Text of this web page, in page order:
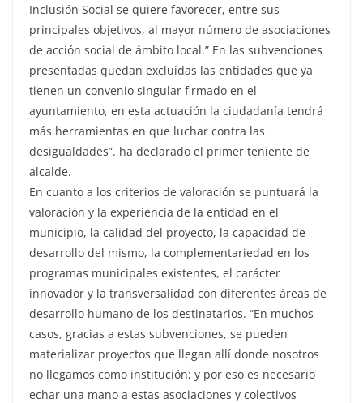
Inclusión Social se quiere favorecer, entre sus
principales objetivos, al mayor número de asociaciones
de acción social de ámbito local.” En las subvenciones
presentadas quedan excluidas las entidades que ya
tienen un convenio singular firmado en el
ayuntamiento, en esta actuación la ciudadanía tendrá
más herramientas en que luchar contra las
desigualdades”. ha declarado el primer teniente de
alcalde.
En cuanto a los criterios de valoración se puntuará la
valoración y la experiencia de la entidad en el
municipio, la calidad del proyecto, la capacidad de
desarrollo del mismo, la complementariedad en los
programas municipales existentes, el carácter
innovador y la transversalidad con diferentes áreas de
desarrollo humano de los destinatarios. “En muchos
casos, gracias a estas subvenciones, se pueden
materializar proyectos que llegan allí donde nosotros
no llegamos como institución; y por eso es necesario
echar una mano a estas asociaciones y colectivos